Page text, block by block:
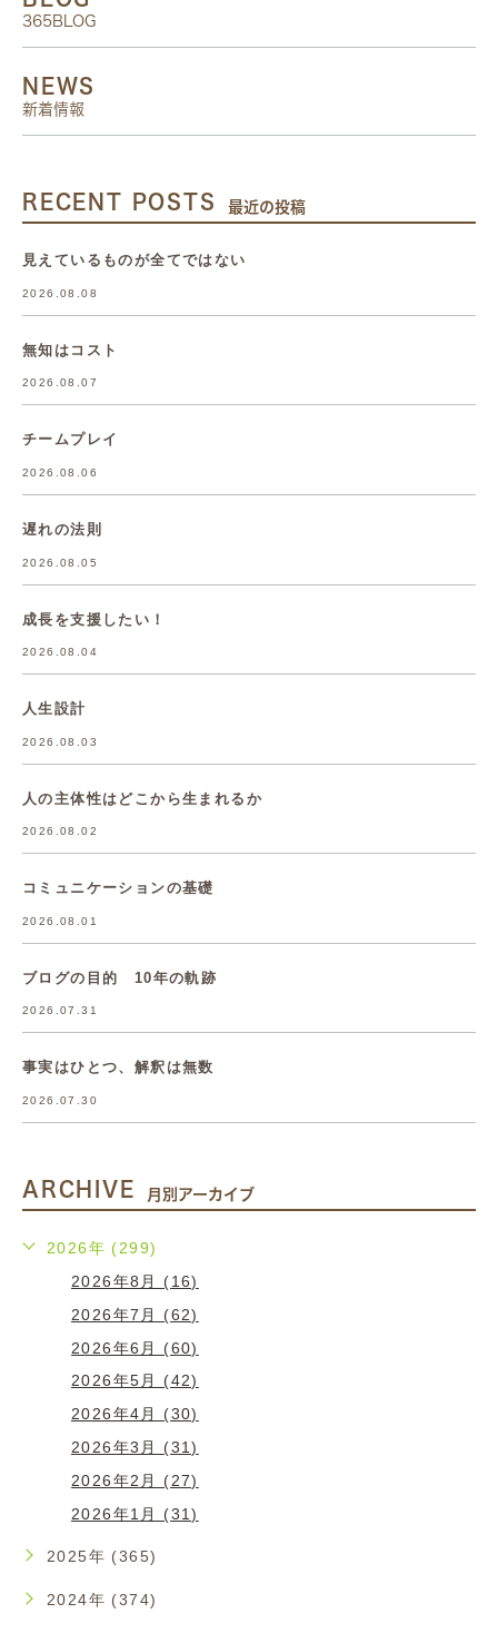
365BLOG
NEWS
新着情報
RECENT POSTS 最近の投稿
見えているものが全てではない
2026.08.08
無知はコスト
2026.08.07
チームプレイ
2026.08.06
遅れの法則
2026.08.05
成長を支援したい！
2026.08.04
人生設計
2026.08.03
人の主体性はどこから生まれるか
2026.08.02
コミュニケーションの基礎
2026.08.01
ブログの目的 10年の軌跡
2026.07.31
事実はひとつ、解釈は無数
2026.07.30
ARCHIVE 月別アーカイブ
2026年 (299)
2026年8月 (16)
2026年7月 (62)
2026年6月 (60)
2026年5月 (42)
2026年4月 (30)
2026年3月 (31)
2026年2月 (27)
2026年1月 (31)
2025年 (365)
2024年 (374)